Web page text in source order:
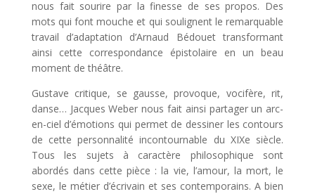
nous fait sourire par la finesse de ses propos. Des
mots qui font mouche et qui soulignent le remarquable
travail d’adaptation d’Arnaud Bédouet transformant
ainsi cette correspondance épistolaire en un beau
moment de théâtre.
Gustave critique, se gausse, provoque, vocifère, rit,
danse… Jacques Weber nous fait ainsi partager un arc-
en-ciel d’émotions qui permet de dessiner les contours
de cette personnalité incontournable du XIXe siècle.
Tous les sujets à caractère philosophique sont
abordés dans cette pièce : la vie, l’amour, la mort, le
sexe, le métier d’écrivain et ses contemporains. A bien